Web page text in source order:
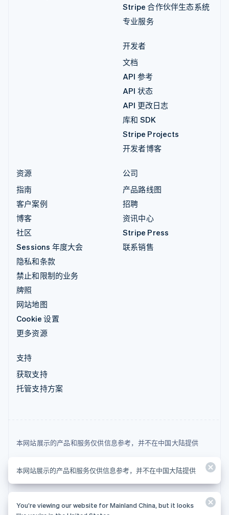
Stripe 合作伙伴生态系统
专业服务
开发者
文档
API 参考
API 状态
API 更改日志
库和 SDK
Stripe Projects
开发者博客
资源
指南
客户案例
博客
社区
Sessions 年度大会
隐私和条款
禁止和限制的业务
牌照
网站地图
Cookie 设置
更多资源
公司
产品路线图
招聘
资讯中心
Stripe Press
联系销售
支持
获取支持
托管支持方案
本网站展示的产品和服务仅供信息参考，并不在中国大陆提供
© 2026 Stripe, LLC
本网站展示的产品和服务仅供信息参考，并不在中国大陆提供
You’re viewing our website for Mainland China, but it looks